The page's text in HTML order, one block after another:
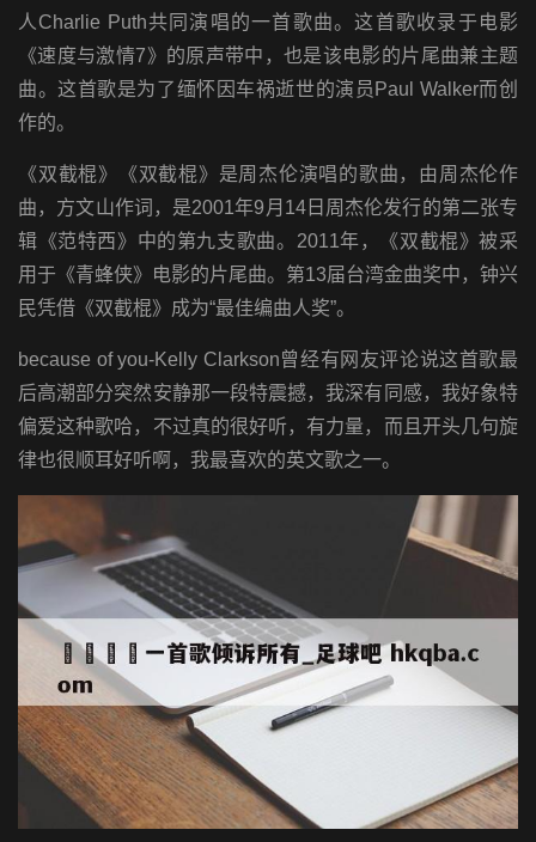
人Charlie Puth共同演唱的一首歌曲。这首歌收录于电影
《速度与激情7》的原声带中，也是该电影的片尾曲兼主题
曲。这首歌是为了缅怀因车祸逝世的演员Paul Walker而创
作的。
《双截棍》《双截棍》是周杰伦演唱的歌曲，由周杰伦作
曲，方文山作词，是2001年9月14日周杰伦发行的第二张专
辑《范特西》中的第九支歌曲。2011年，《双截棍》被采
用于《青蜂侠》电影的片尾曲。第13届台湾金曲奖中，钟兴
民凭借《双截棍》成为“最佳编曲人奖”。
because of you-Kelly Clarkson曾经有网友评论说这首歌最
后高潮部分突然安静那一段特震撼，我深有同感，我好象特
偏爱这种歌哈，不过真的很好听，有力量，而且开头几句旋
律也很顺耳好听啊，我最喜欢的英文歌之一。